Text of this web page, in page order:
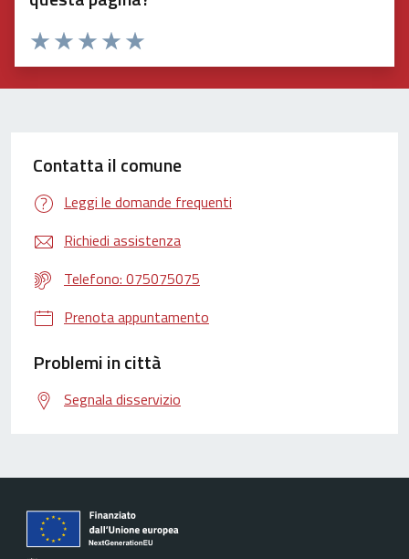
Valuta 5 stelle su 5
Valuta 4 stelle su 5
Valuta 3 stelle su 5
Valuta 2 stelle su 5
Valuta 1 stelle su 5
Contatta il comune
Leggi le domande frequenti
Richiedi assistenza
Telefono: 075075075
Prenota appuntamento
Problemi in città
Segnala disservizio